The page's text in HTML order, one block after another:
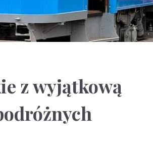
z wyjątkową